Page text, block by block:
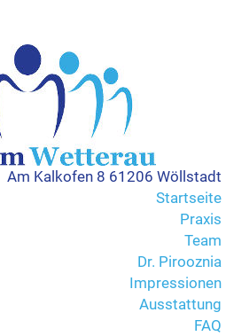
Am Kalkofen 8 61206 Wöllstadt
Startseite
Praxis
Team
Dr. Pirooznia
Impressionen
Ausstattung
FAQ